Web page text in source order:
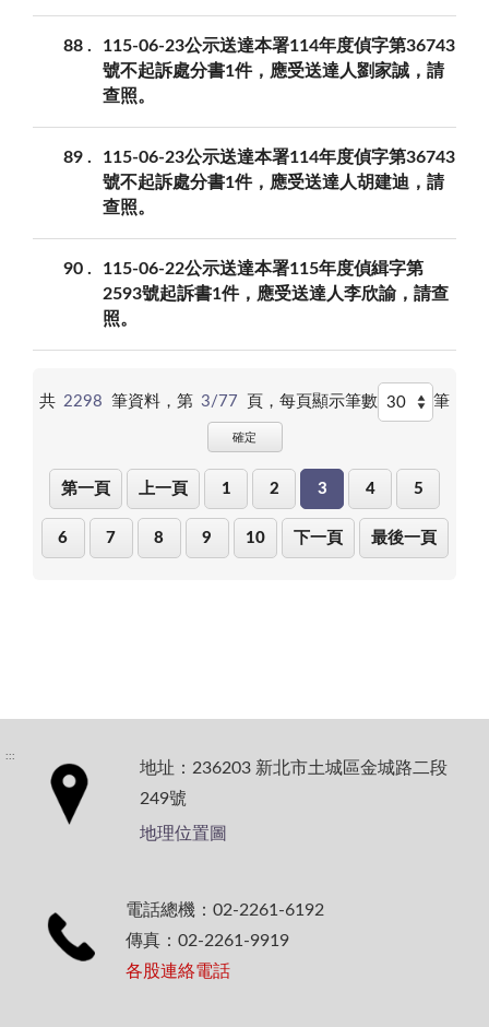
88
115-06-23公示送達本署114年度偵字第36743
號不起訴處分書1件，應受送達人劉家誠，請
查照。
89
115-06-23公示送達本署114年度偵字第36743
號不起訴處分書1件，應受送達人胡建迪，請
查照。
90
115-06-22公示送達本署115年度偵緝字第
2593號起訴書1件，應受送達人李欣諭，請查
照。
共 2298 筆資料，第 3/77 頁， 每頁顯示筆數 筆
確定
第一頁 上一頁 1 2 3 4 5
6 7 8 9 10 下一頁 最後一頁
:::
地址：236203 新北市土城區金城路二段
249號
地理位置圖
電話總機：02-2261-6192
傳真：02-2261-9919
各股連絡電話